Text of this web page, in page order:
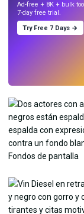
Ad-free + 8K + bulk
7-day free trial.
Try Free 7 Days →